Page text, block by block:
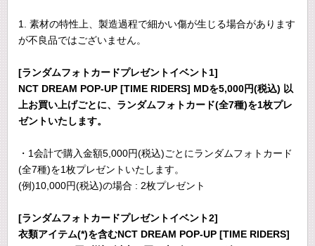
1. 素材の特性上、製造過程で細かい傷が生じる場合があります
が不良品ではございません。
[ランダムフォトカードプレゼントイベント1]
NCT DREAM POP-UP [TIME RIDERS] MDを5,000円(税込) 以
上お買い上げごとに、ランダムフォトカード(全7種)を1枚プレ
ゼントいたします。
・1会計で購入金額5,000円(税込)ごとにランダムフォトカード
(全7種)を1枚プレゼントいたします。
(例)10,000円(税込)の場合 : 2枚プレゼント
[ランダムフォトカードプレゼントイベント2]
衣類アイテム(*)を含むNCT DREAM POP-UP [TIME RIDERS]